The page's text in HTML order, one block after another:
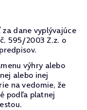
dane vyplývajúce
595/2003 Z.z. o
výhry alebo
alebo inej
na vedomie, že
podľa platnej